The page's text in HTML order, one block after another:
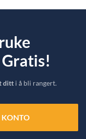
ditti å bli rangert.
KONTO